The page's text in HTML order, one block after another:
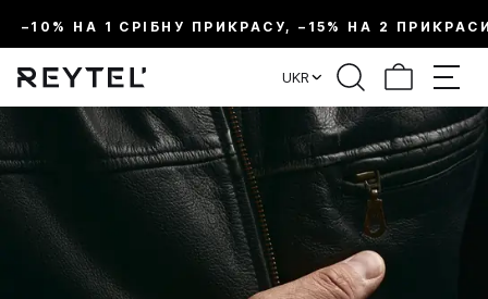
–10% НА 1 СРІБНУ ПРИКРАСУ, –15% НА 2
UKR